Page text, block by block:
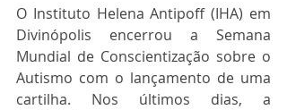
O Instituto Helena Antipoff (IHA) em
Divinópolis encerrou a Semana
Mundial de Conscientização sobre o
Autismo com o lançamento de uma
cartilha. Nos últimos dias, a